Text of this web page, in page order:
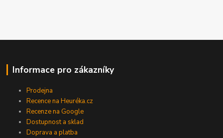
Informace pro zákazníky
Prodejna
Recence na Heuréka.cz
Recenze na Google
Dostupnost a sklad
Doprava a platba